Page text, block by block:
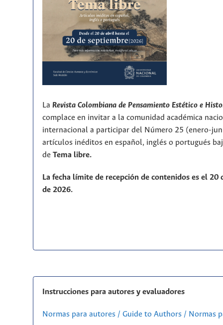
La Revista Colombiana de Pensamiento Estético e
complace en invitar a la comunidad académica
internacional a participar del Número 25 (enero-
artículos inéditos en español, inglés o portugués
de Tema libre.
La fecha límite de recepción de contenidos es el 20
de 2026.
Instrucciones para autores y evaluadores
Normas para autores / Guide to Authors / Normas